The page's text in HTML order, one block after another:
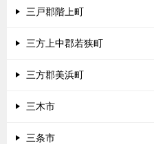
三戸郡階上町
三方上中郡若狭町
三方郡美浜町
三木市
三条市